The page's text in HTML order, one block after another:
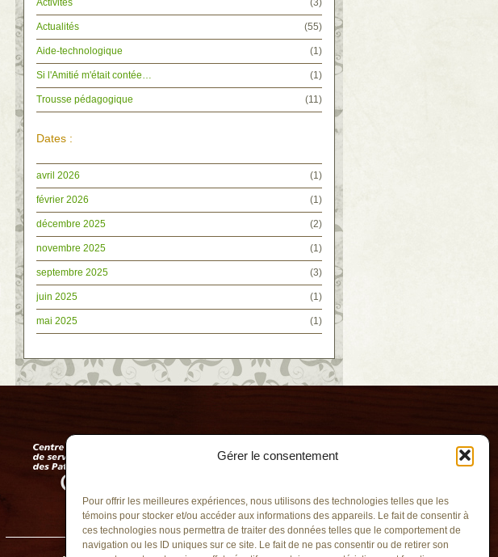
Gérer le consentement
Pour offrir les meilleures expériences, nous utilisons des technologies telles que les
témoins pour stocker et/ou accéder aux informations des appareils. Le fait de consentir à
ces technologies nous permettra de traiter des données telles que le comportement de
navigation ou les ID uniques sur ce site. Le fait de ne pas consentir ou de retirer son
Activités (3)
Actualités (55)
Aide-technologique (1)
Si l'Amitié m'était contée… (1)
Trousse pédagogique (11)
Dates :
avril 2026 (1)
février 2026 (1)
décembre 2025 (2)
novembre 2025 (1)
septembre 2025 (3)
juin 2025 (1)
mai 2025 (1)